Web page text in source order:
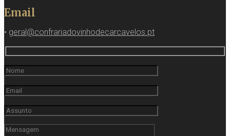
Email
• geral@confrariadovinhodecarcavelos.pt